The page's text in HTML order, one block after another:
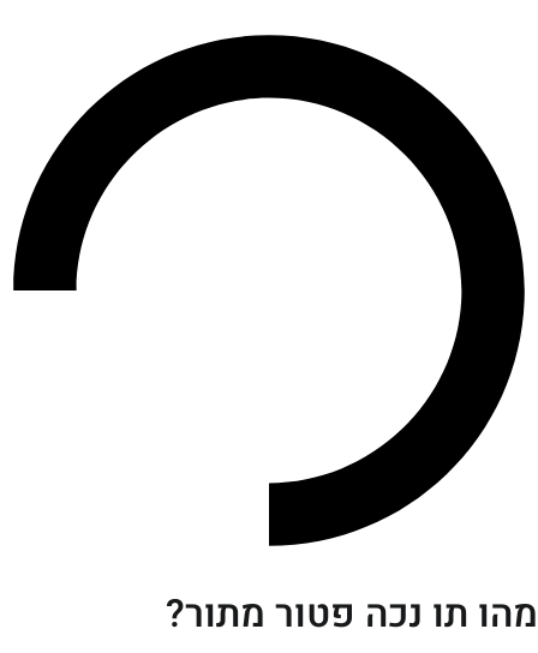
נכה פטור מתור?